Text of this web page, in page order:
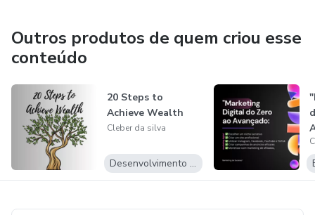
Outros produtos de quem criou esse
conteúdo
20 Steps to
Achieve Wealth
Cleber da silva
Desenvolvimento Pessoal